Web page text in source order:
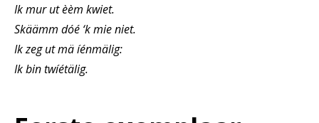
Ik mur ut èèm kwiet.
Skäämm dóé ‘k mie niet.
Ik zeg ut mä íénmälig:
Ik bin twíétälig.